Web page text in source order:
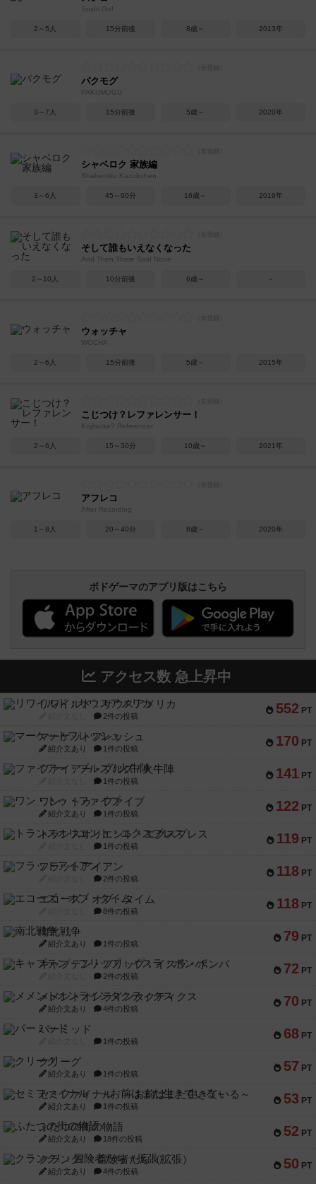
Sushi Go!
2～5人 15分前後 8歳～ 2013年
パクモグ
PAKUMOGU
3～7人 15分前後 5歳～ 2020年
シャベロク 家族編
Shaberoku Kazokuhen
3～6人 45～90分 16歳～ 2019年
そして誰もいえなくなった
And Then There Said None
2～10人 10分前後 6歳～ －
ウォッチャ
WOCHA
2～6人 15分前後 5歳～ 2015年
こじつけ？レファレンサー！
Kojitsuke? Referencer
2～6人 15～30分 10歳～ 2021年
アフレコ
After Recording
1～8人 20～40分 8歳～ 2020年
ボドゲーマのアプリ版はこちら
アクセス数 急上昇中
552 PT
リワイルド：サウスアメリカ
2件の投稿
170 PT
マーケットフレッシュ
紹介文あり 1件の投稿
141 PT
ファイアー・ブルズ / 火牛陣
1件の投稿
122 PT
ワン・トゥ・ファイブ
紹介文あり 1件の投稿
119 PT
トランスオリエント・エクスプレス
1件の投稿
118 PT
フラットアイアン
2件の投稿
118 PT
エコーズ・オブ・タイム
8件の投稿
79 PT
南北戦争
紹介文あり 1件の投稿
72 PT
キャプテン・フリップ：イスラ・ボンバ
2件の投稿
70 PT
メメントオンラインタクティクス
紹介文あり 4件の投稿
68 PT
パーミッド
1件の投稿
57 PT
クリーグ
紹介文あり 1件の投稿
53 PT
セミファイナル ～お前はまだ生きている～
紹介文あり 1件の投稿
52 PT
ふたつの街の物語
紹介文あり 18件の投稿
50 PT
クランク! ：冒険者たち（拡張）
紹介文あり 4件の投稿